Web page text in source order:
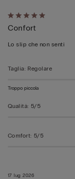
Valutato
5
su
17 lug 2026
Confort
Lo slip che non senti
Taglia: Regolare
Troppo piccola
Qualità: 5/5
Comfort: 5/5